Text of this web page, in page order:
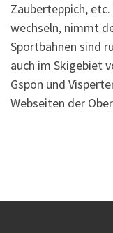
Zauberteppich,
wechseln, nimmt
Sportbahnen sind
auch im Skigebiet
Gspon und
Webseiten der